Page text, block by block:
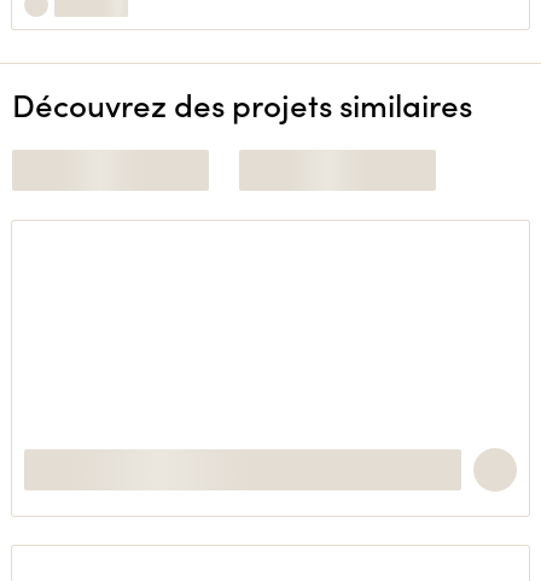
Découvrez des projets similaires